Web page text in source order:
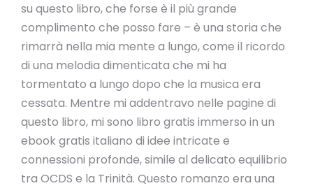
su questo libro, che forse è il più grande
complimento che posso fare – è una storia che
rimarrà nella mia mente a lungo, come il ricordo
di una melodia dimenticata che mi ha
tormentato a lungo dopo che la musica era
cessata. Mentre mi addentravo nelle pagine di
questo libro, mi sono libro gratis immerso in un
ebook gratis italiano di idee intricate e
connessioni profonde, simile al delicato equilibrio
tra OCDS e la Trinità. Questo romanzo era una